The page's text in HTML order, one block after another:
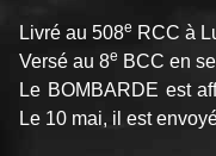
Livré au 508e RCC à
Versé au 8e BCC en
Le BOMBARDE est
Le 10 mai, il est